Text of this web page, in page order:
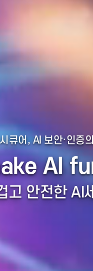
온시큐어, AI 보안·